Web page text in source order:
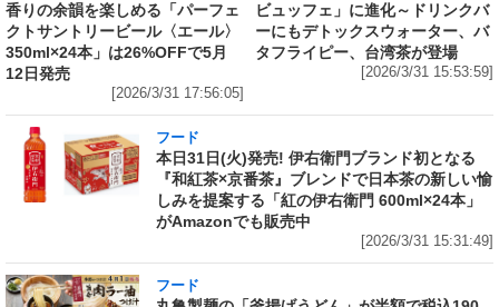
香りの余韻を楽しめる「パーフェ
クトサントリービール〈エール〉
350ml×24本」は26%OFFで5月
12日発売
[2026/3/31 17:56:05]
ビュッフェ」に進化～ドリンクバ
ーにもデトックスウォーター、バ
タフライピー、台湾茶が登場
[2026/3/31 15:53:59]
フード
本日31日(火)発売! 伊右衛門ブランド初となる
『和紅茶×京番茶』ブレンドで日本茶の新しい愉
しみを提案する「紅の伊右衛門 600ml×24本」
がAmazonでも販売中
[2026/3/31 15:31:49]
フード